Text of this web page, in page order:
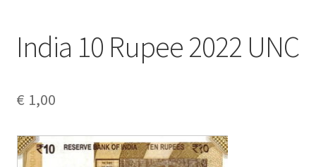
Alg. voorw.
Privacybeleid PMH Enibas
India 10 Rupee 2022 UNC
€ 1,00